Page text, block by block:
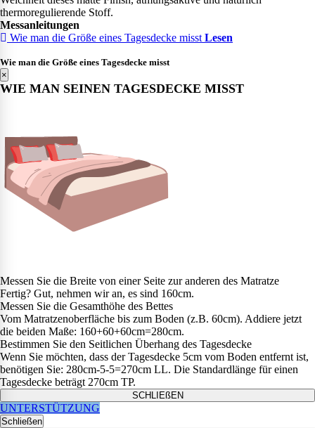
thermoregulierende Stoff.
Messanleitungen
Wie man die Größe eines Tagesdecke misst Lesen
Wie man die Größe eines Tagesdecke misst
×
WIE MAN SEINEN TAGESDECKE MISST
Messen Sie die Breite von einer Seite zur anderen des Matratze
Fertig? Gut, nehmen wir an, es sind 160cm.
Messen Sie die Gesamthöhe des Bettes
Vom Matratzenoberfläche bis zum Boden (z.B. 60cm). Addiere jetzt
die beiden Maße: 160+60+60cm=280cm.
Bestimmen Sie den Seitlichen Überhang des Tagesdecke
Wenn Sie möchten, dass der Tagesdecke 5cm vom Boden entfernt ist,
benötigen Sie: 280cm-5-5=270cm LL. Die Standardlänge für einen
Tagesdecke beträgt 270cm TP.
SCHLIEßEN
UNTERSTÜTZUNG
Schließen